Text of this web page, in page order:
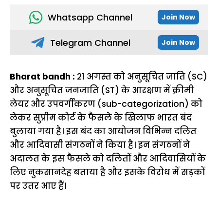
Whatsapp Channel Join Now
Telegram Channel Join Now
Bharat bandh : 21 अगस्त को अनुसूचित जाति (SC)
और अनुसूचित जनजाति (ST) के आरक्षण में क्रीमी
लेयर और उपवर्गीकरण (sub-categorization) को
लेकर सुप्रीम कोर्ट के फैसले के खिलाफ भारत बंद
बुलाया गया है। इस बंद का आयोजन विभिन्न दलित
और आदिवासी संगठनों ने किया है। इन संगठनों ने
अदालत के इस फैसले को दलितों और आदिवासियों के
लिए नुकसानदेह बताया है और इसके विरोध में सड़कों
पर उतर आए हैं।